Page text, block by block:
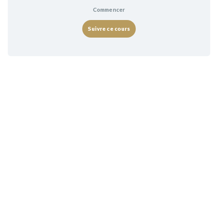
Commencer
Suivre ce cours